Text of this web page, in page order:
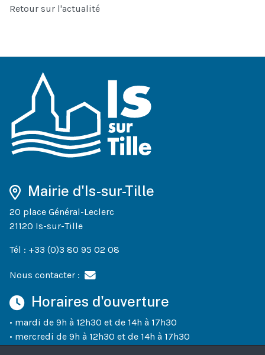
Retour sur l'actualité
Mairie d'Is-sur-Tille
20 place Général-Leclerc
21120 Is-sur-Tille
Tél : +33 (0)3 80 95 02 08
Nous contacter :
Horaires d'ouverture
• mardi de 9h à 12h30 et de 14h à 17h30
• mercredi de 9h à 12h30 et de 14h à 17h30